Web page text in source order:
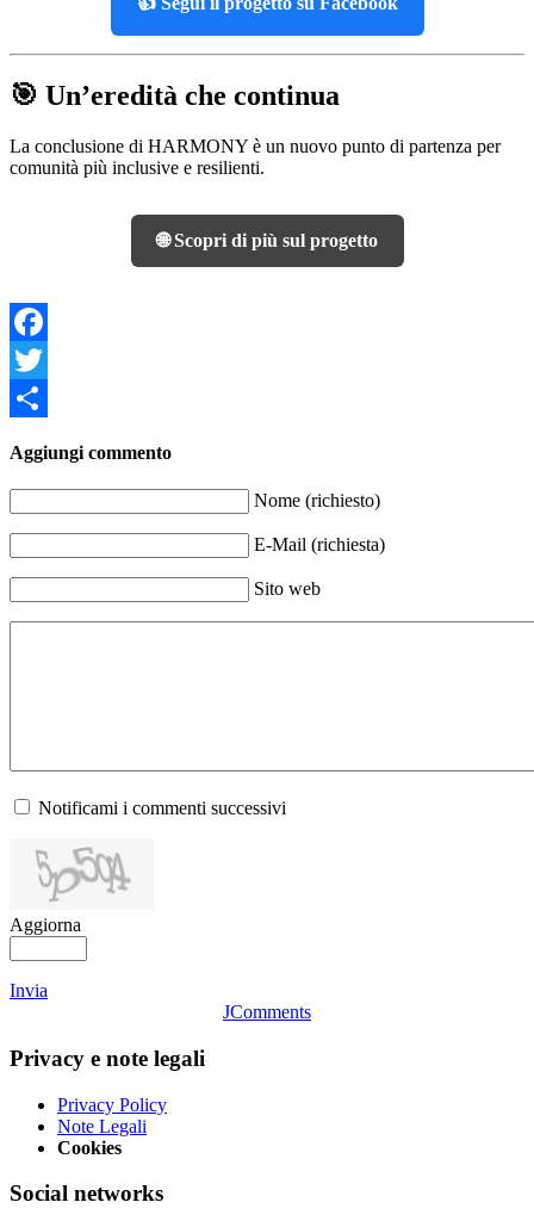
🎯 Un’eredità che continua
La conclusione di HARMONY è un nuovo punto di partenza per
comunità più inclusive e resilienti.
🌐 Scopri di più sul progetto
Facebook
Twitter
Aggiungi commento
Nome (richiesto)
E-Mail (richiesta)
Sito web
Notificami i commenti successivi
Aggiorna
Invia
JComments
Privacy e note legali
Privacy Policy
Note Legali
Cookies
Social networks